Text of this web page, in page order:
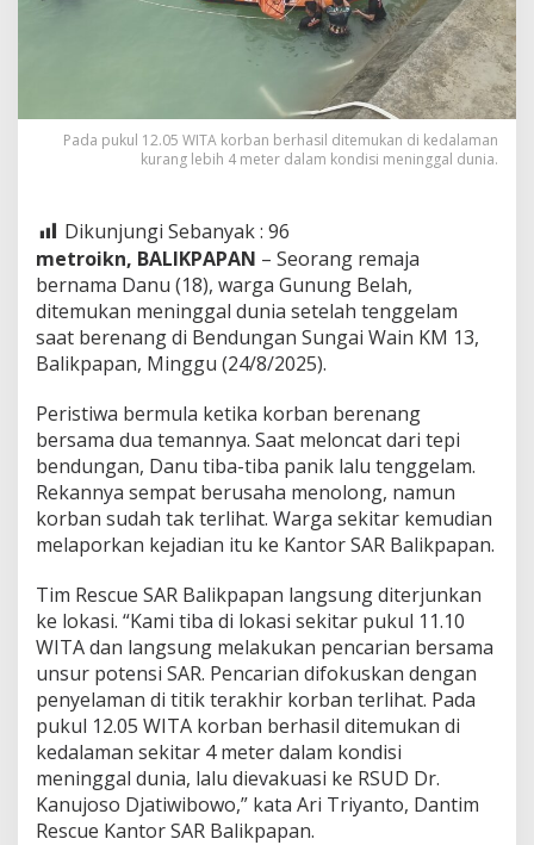
Pada pukul 12.05 WITA korban berhasil ditemukan di kedalaman
kurang lebih 4 meter dalam kondisi meninggal dunia.
Dikunjungi Sebanyak : 96
metroikn, BALIKPAPAN – Seorang remaja
bernama Danu (18), warga Gunung Belah,
ditemukan meninggal dunia setelah tenggelam
saat berenang di Bendungan Sungai Wain KM 13,
Balikpapan, Minggu (24/8/2025).
Peristiwa bermula ketika korban berenang
bersama dua temannya. Saat meloncat dari tepi
bendungan, Danu tiba-tiba panik lalu tenggelam.
Rekannya sempat berusaha menolong, namun
korban sudah tak terlihat. Warga sekitar kemudian
melaporkan kejadian itu ke Kantor SAR Balikpapan.
Tim Rescue SAR Balikpapan langsung diterjunkan
ke lokasi. “Kami tiba di lokasi sekitar pukul 11.10
WITA dan langsung melakukan pencarian bersama
unsur potensi SAR. Pencarian difokuskan dengan
penyelaman di titik terakhir korban terlihat. Pada
pukul 12.05 WITA korban berhasil ditemukan di
kedalaman sekitar 4 meter dalam kondisi
meninggal dunia, lalu dievakuasi ke RSUD Dr.
Kanujoso Djatiwibowo,” kata Ari Triyanto, Dantim
Rescue Kantor SAR Balikpapan.